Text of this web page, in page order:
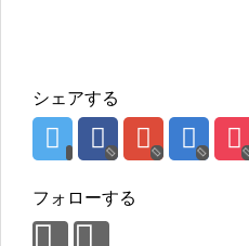
シェアする
フォローする